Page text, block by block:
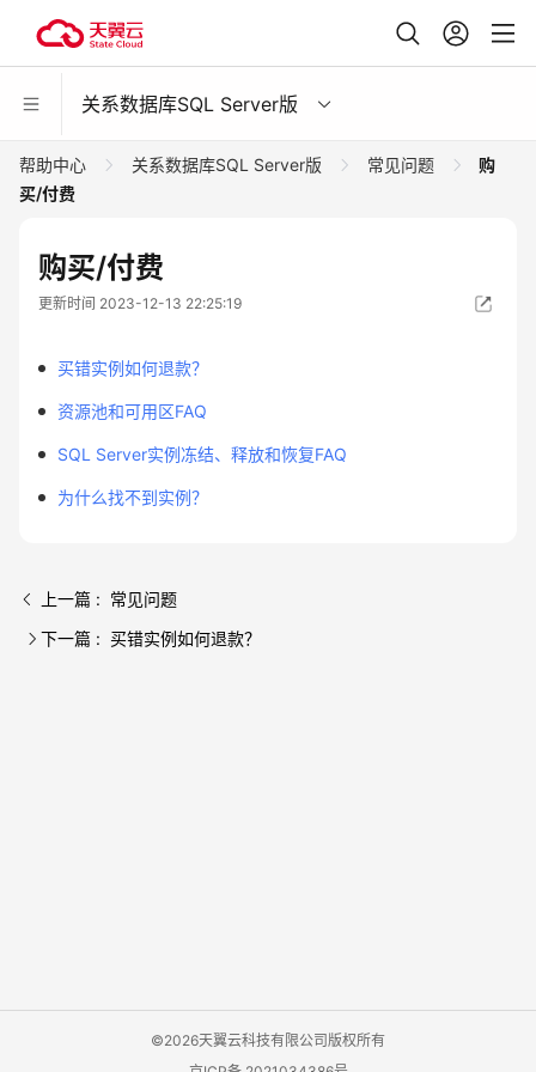
关系数据库SQL Server版
帮助中心 关系数据库SQL Server版 常见问题
购
买/付费
购买/付费
更新时间 2023-12-13 22:25:19
买错实例如何退款？
资源池和可用区FAQ
SQL Server实例冻结、释放和恢复FAQ
为什么找不到实例？
上一篇 : 常见问题
下一篇 : 买错实例如何退款？
©2026天翼云科技有限公司版权所有